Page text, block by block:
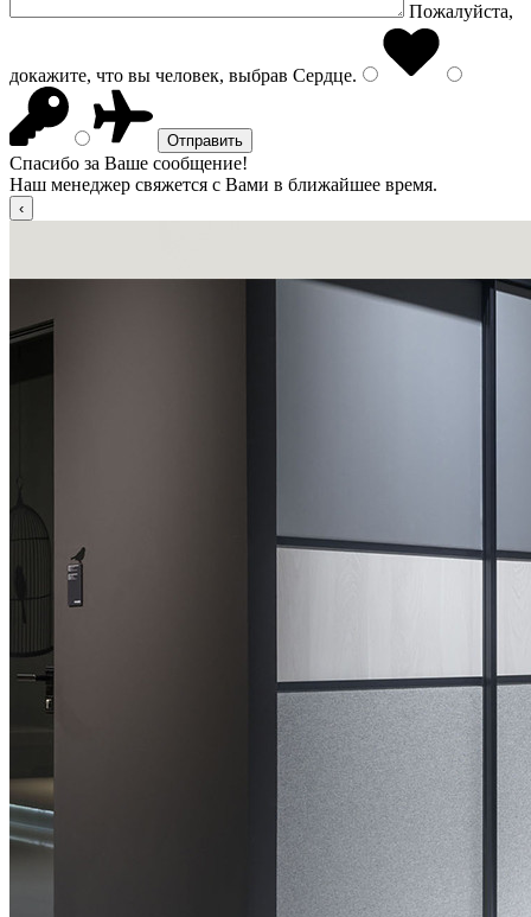
Пожалуйста,
докажите, что вы человек, выбрав Сердце.
Спасибо за Ваше сообщение!
Наш менеджер свяжется с Вами в ближайшее время.